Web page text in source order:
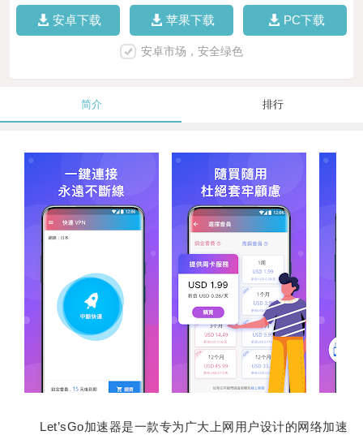
安卓下载 苹果下载 PC下载
安卓市场，安全绿色
简介 排行
Let’sGo加速器是一款专为广大上网用户设计的网络加速